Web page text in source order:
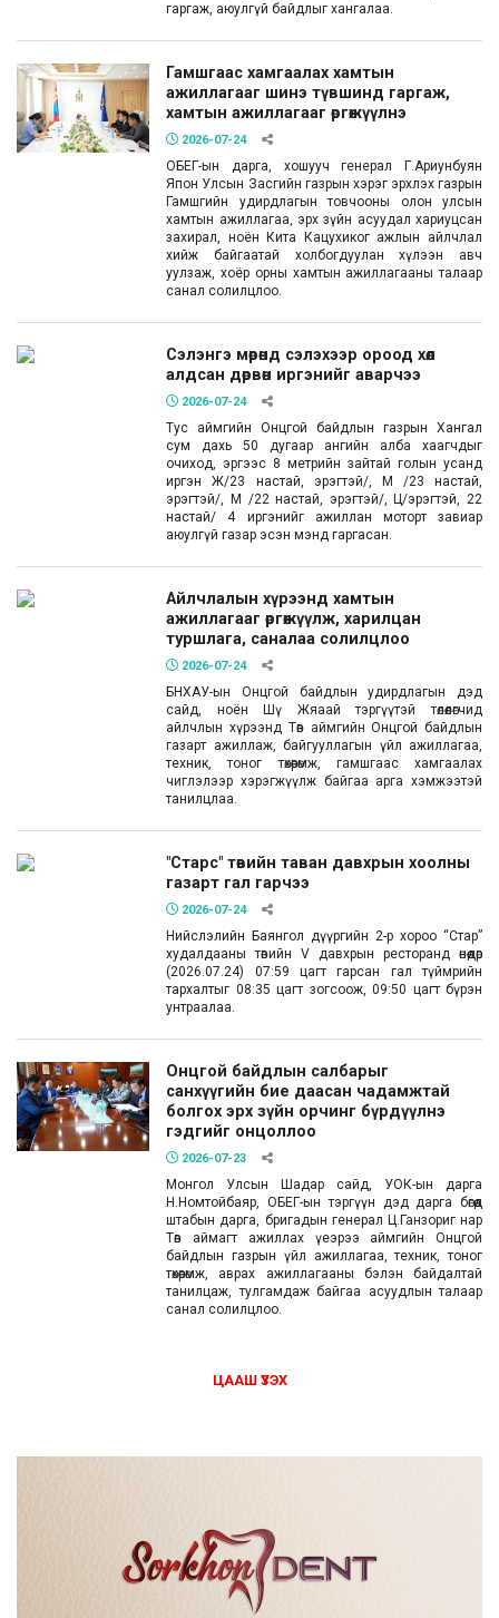
гаргаж, аюулгүй байдлыг хангалаа.
Гамшгаас хамгаалах хамтын
ажиллагааг шинэ түвшинд гаргаж,
хамтын ажиллагааг өргөжүүлнэ
2026-07-24
ОБЕГ-ын дарга, хошууч генерал Г.Ариунбуян
Япон Улсын Засгийн газрын хэрэг эрхлэх газрын
Гамшгийн удирдлагын товчооны олон улсын
хамтын ажиллагаа, эрх зүйн асуудал хариуцсан
захирал, ноён Кита Кацухиког ажлын айлчлал
хийж байгаатай холбогдуулан хүлээн авч
уулзаж, хоёр орны хамтын ажиллагааны талаар
санал солилцлоо.
Сэлэнгэ мөрөнд сэлэхээр ороод хөл
алдсан дөрвөн иргэнийг аварчээ
2026-07-24
Тус аймгийн Онцгой байдлын газрын Хангал
сум дахь 50 дугаар ангийн алба хаагчдыг
очиход, эргээс 8 метрийн зайтай голын усанд
иргэн Ж/23 настай, эрэгтэй/, М /23 настай,
эрэгтэй/, М /22 настай, эрэгтэй/, Ц/эрэгтэй, 22
настай/ 4 иргэнийг ажиллан моторт завиар
аюулгүй газар эсэн мэнд гаргасан.
Айлчлалын хүрээнд хамтын
ажиллагааг өргөжүүлж, харилцан
туршлага, саналаа солилцлоо
2026-07-24
БНХАУ-ын Онцгой байдлын удирдлагын дэд
сайд, ноён Шү Жяаай тэргүүтэй төлөөлөгчид
айлчлын хүрээнд Төв аймгийн Онцгой байдлын
газарт ажиллаж, байгууллагын үйл ажиллагаа,
техник, тоног төхөөрөмж, гамшгаас хамгаалах
чиглэлээр хэрэгжүүлж байгаа арга хэмжээтэй
танилцлаа.
"Старс" төвийн таван давхрын хоолны
газарт гал гарчээ
2026-07-24
Нийслэлийн Баянгол дүүргийн 2-р хороо “Стар”
худалдааны төвийн V давхрын ресторанд өнөөдөр
(2026.07.24) 07:59 цагт гарсан гал түймрийн
тархалтыг 08:35 цагт зогсоож, 09:50 цагт бүрэн
унтраалаа.
Онцгой байдлын салбарыг
санхүүгийн бие даасан чадамжтай
болгох эрх зүйн орчинг бүрдүүлнэ
гэдгийг онцоллоо
2026-07-23
Монгол Улсын Шадар сайд, УОК-ын дарга
Н.Номтойбаяр, ОБЕГ-ын тэргүүн дэд дарга бөгөөд
штабын дарга, бригадын генерал Ц.Ганзориг нар
Төв аймагт ажиллах үеэрээ аймгийн Онцгой
байдлын газрын үйл ажиллагаа, техник, тоног
төхөөрөмж, аврах ажиллагааны бэлэн байдалтай
танилцаж, тулгамдаж байгаа асуудлын талаар
санал солилцлоо.
ЦААШ ҮЗЭХ